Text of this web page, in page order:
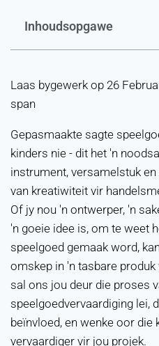
Inhoudsopgawe
Laas bygewerk op 26
span
Gepasmaakte sagte
kinders nie - dit het 'n
instrument, versamelstuk
van kreatiwiteit vir
Of jy nou 'n ontwerper, 'n
'n goeie idee is, om te weet
speelgoed gemaak word,
omskep in 'n tasbare
sal ons jou deur die proses
speelgoedvervaardiging lei,
beïnvloed, en wenke oor die
vervaardiger vir jou projek.